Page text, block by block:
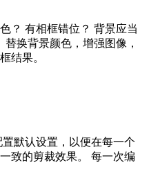
？ 有相框错位？ 背景应当
换背景颜色，增强图像，
结果。
默认设置，以便在每一个
致的剪裁效果。 每一次编